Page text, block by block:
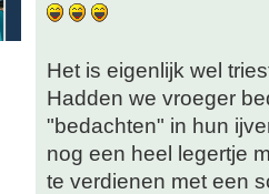
Het is eigenlijk wel
Hadden we vroeger
"bedachten" in hun
nog een heel legertje
te verdienen met een